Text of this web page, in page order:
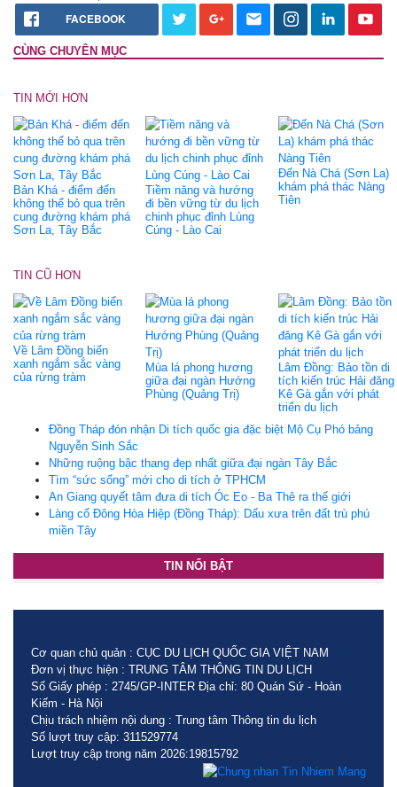
FACEBOOK
CÙNG CHUYÊN MỤC
TIN MỚI HƠN
Bản Khá - điểm đến
không thể bỏ qua trên
cung đường khám phá
Sơn La, Tây Bắc
Tiềm năng và hướng
đi bền vững từ du lịch
chinh phục đỉnh Lùng
Cúng - Lào Cai
Đến Nà Chá (Sơn La)
khám phá thác Nàng
Tiên
TIN CŨ HƠN
Về Lâm Đồng biển
xanh ngắm sắc vàng
của rừng tràm
Mùa lá phong hương
giữa đại ngàn Hướng
Phùng (Quảng Trị)
Lâm Đồng: Bảo tồn di
tích kiến trúc Hải đăng
Kê Gà gắn với phát
triển du lịch
Đồng Tháp đón nhận Di tích quốc gia đặc biệt Mộ Cụ Phó bảng
Nguyễn Sinh Sắc
Những ruộng bậc thang đẹp nhất giữa đại ngàn Tây Bắc
Tìm “sức sống” mới cho di tích ở TPHCM
An Giang quyết tâm đưa di tích Óc Eo - Ba Thê ra thế giới
Làng cổ Đông Hòa Hiệp (Đồng Tháp): Dấu xưa trên đất trù phú
miền Tây
TIN NỔI BẬT
Cơ quan chủ quản : CỤC DU LỊCH QUỐC GIA VIỆT NAM
Đơn vị thực hiện : TRUNG TÂM THÔNG TIN DU LỊCH
Số Giấy phép : 2745/GP-INTER Địa chỉ: 80 Quán Sứ - Hoàn
Kiếm - Hà Nội
Chịu trách nhiệm nội dung : Trung tâm Thông tin du lịch
Số lượt truy cập: 311529774
Lượt truy cập trong năm 2026:19815792